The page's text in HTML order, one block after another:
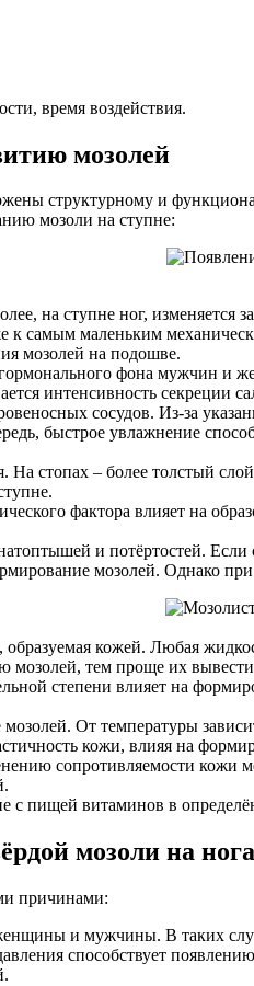
время воздействия.
мозолей
структурному и
мозоли на ступне:
на ступне ног,
к самым маленьким
мозолей на подошве.
фона мужчин и
интенсивность
сосудов. Из-за
быстрое увлажнение
На стопах – более толстый
фактора влияет на
и потёртостей. Если
мозолей. Однако
образуемая кожей. Любая
мозолей, тем проще их
степени влияет на
От температуры
кожи, влияя на
сопротивляемости кожи
с пищей витаминов в
мозоли на
причинами:
и мужчины. В таких
способствует